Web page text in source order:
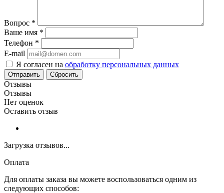
Вопрос *
Ваше имя *
Телефон *
E-mail
Я согласен на обработку персональных данных
Сбросить
Отзывы
Отзывы
Нет оценок
Оставить отзыв
Загрузка отзывов...
Оплата
Для оплаты заказа вы можете воспользоваться одним из
следующих способов: